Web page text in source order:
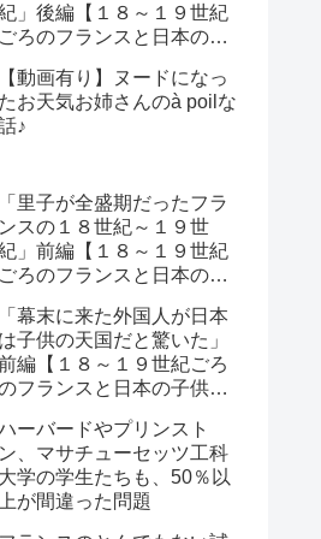
」後編【１８～１９世紀
ごろのフランスと日本の子
【動画有り】ヌードになっ
たお天気お姉さんのà poilな
♪
「里子が全盛期だったフラ
ンスの１８世紀～１９世
」前編【１８～１９世紀
ごろのフランスと日本の子
「幕末に来た外国人が日本
は子供の天国だと驚いた」
編【１８～１９世紀ごろ
フランスと日本の子供の
ーバードやプリンスト
ン、マサチューセッツ工科
大学の学生たちも、50％以
上が間違った問題